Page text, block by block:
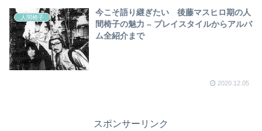
人間椅子
今こそ語り継ぎたい 後藤マスヒロ期の人
間椅子の魅力 – プレイスタイルからアルバ
ム全紹介まで
2020.12.05
スポンサーリンク